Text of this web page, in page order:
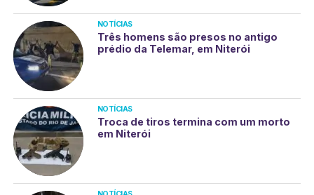
NOTÍCIAS
Três homens são presos no antigo
prédio da Telemar, em Niterói
NOTÍCIAS
Troca de tiros termina com um morto
em Niterói